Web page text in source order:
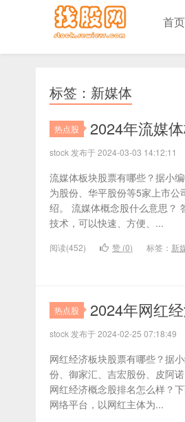
首页
标签：新媒体
热点股 2024年流媒
stock 发布于 2024-03-03 14:12:11
流媒体板块股票有哪些？据小
为股份、华平股份等5家上市
绍。 流媒体概念股什么意思？
技术，可以快速、方便、...
阅读(452) 赞 (0) 标签： 新
热点股 2024年网红
stock 发布于 2024-02-25 07:18:49
网红经济板块股票有哪些？据
份、御家汇、吉宏股份、皮阿
网红经济概念股排名怎么样？
网络平台，以网红主体为...